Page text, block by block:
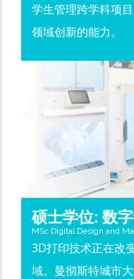
学生管理跨学科项
领域创新的能力。
硕士学位: 数
MSc Digital Design and
3D打印技术正在改
域。曼彻斯特城市